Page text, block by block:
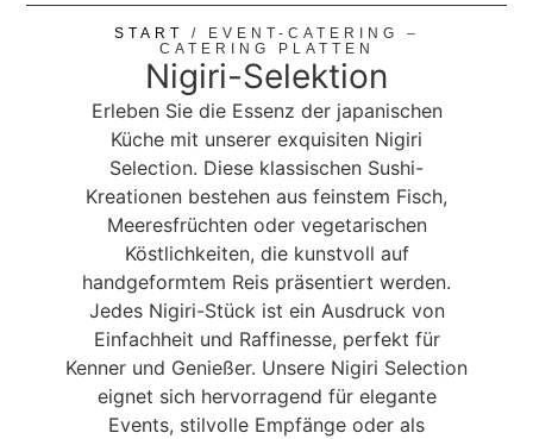
START
/ EVENT-CATERING –
CATERING PLATTEN
Nigiri-Selektion
Erleben Sie die Essenz der japanischen
Küche mit unserer exquisiten Nigiri
Selection. Diese klassischen Sushi-
Kreationen bestehen aus feinstem Fisch,
Meeresfrüchten oder vegetarischen
Köstlichkeiten, die kunstvoll auf
handgeformtem Reis präsentiert werden.
Jedes Nigiri-Stück ist ein Ausdruck von
Einfachheit und Raffinesse, perfekt für
Kenner und Genießer. Unsere Nigiri Selection
eignet sich hervorragend für elegante
Events, stilvolle Empfänge oder als